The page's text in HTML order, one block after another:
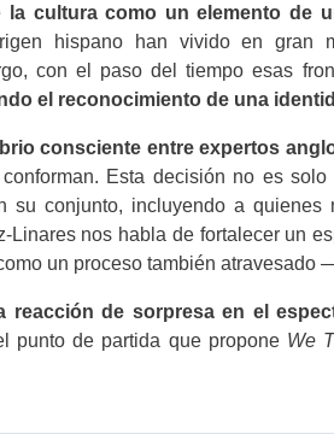
la cultura como un elemento de
hispano han vivido en gran
con el paso del tiempo esas
el reconocimiento de una
consciente entre expertos
Esta decisión no es
su conjunto, incluyendo a
nos habla de fortalecer un
un proceso también
reacción de sorpresa en el
punto de partida que propone We